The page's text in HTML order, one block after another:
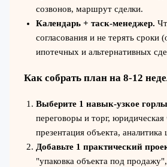
созвонов, маршрут сделки.
Календарь + таск-менеджер.
согласования и не терять сроки
ипотечных и альтернативных
Как собрать план на 8-12
Выберите 1 навык-узкое
переговоры и торг, юридическая
презентация объекта, аналитика
Добавьте 1 практический
"упаковка объекта под